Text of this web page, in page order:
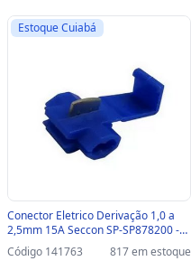
Estoque Cuiabá
Conector Eletrico Derivação 1,0 a
2,5mm 15A Seccon SP-SP878200 -
Unitário - SP-SP878100
Código 141763 817 em estoque